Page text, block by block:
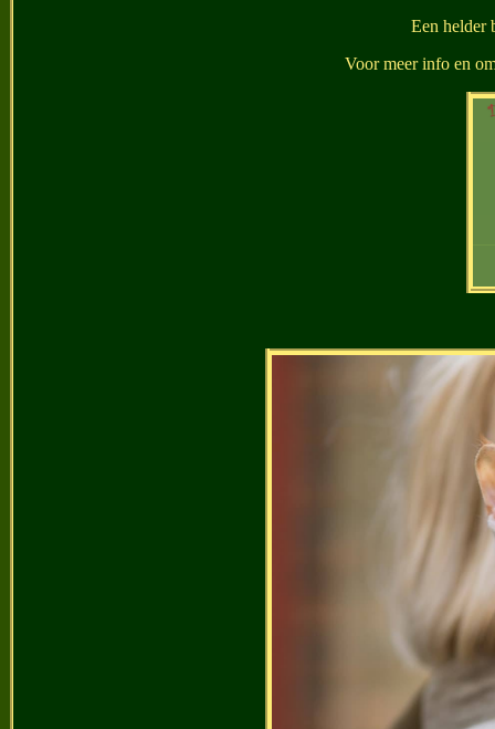
Een helder
Voor meer info en